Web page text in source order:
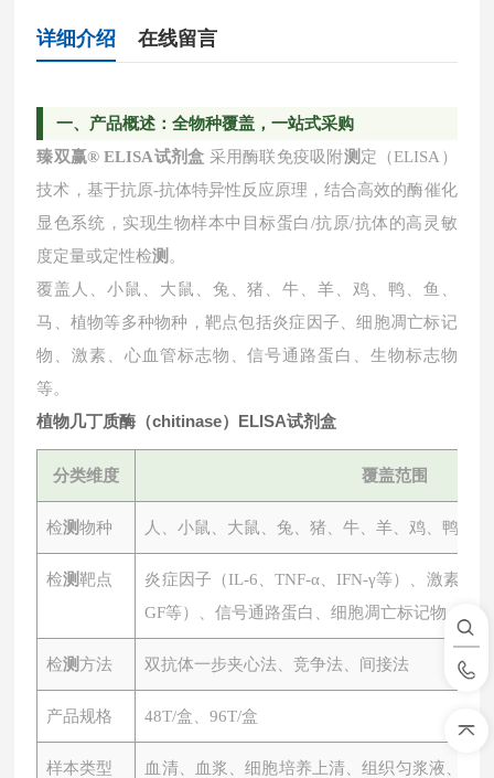
详细介绍 在线留言
一、产品概述：全物种覆盖，一站式采购
臻双赢® ELISA试剂盒 采用酶联免疫吸附测 定（ELISA）
技术，基于抗原-抗体特异性反应原理，结合高效的酶催化
显色系统，实现生物样本中目标蛋白/抗原/抗体的高灵敏
度定量或定性检测 。
覆盖人、小鼠、大鼠、兔、猪、牛、羊、鸡、鸭、鱼、
马、植物等多种物种，靶点包括炎症因子、细胞凋亡标记
物、激素、心血管标志物、信号通路蛋白、生物标志物
等。
植物几丁质酶（chitinase）ELISA试剂盒
分类维度 覆盖范围
检测物种 人、小鼠、大鼠、兔、猪、牛、羊、鸡、鸭、
检测靶点 炎症因子（IL-6、TNF-α、IFN-γ等）、激素、
GF等）、信号通路蛋白、细胞凋亡标记物、心
检测方法 双抗体一步夹心法、竞争法、间接法
产品规格 48T/盒、96T/盒
样本类型
血清、血浆、细胞培养上清、组织匀浆液、尿